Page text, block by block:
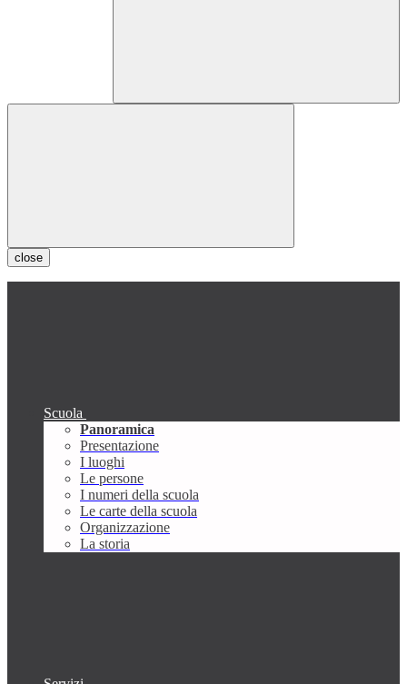
close
Scuola
Panoramica
Presentazione
I luoghi
Le persone
I numeri della scuola
Le carte della scuola
Organizzazione
La storia